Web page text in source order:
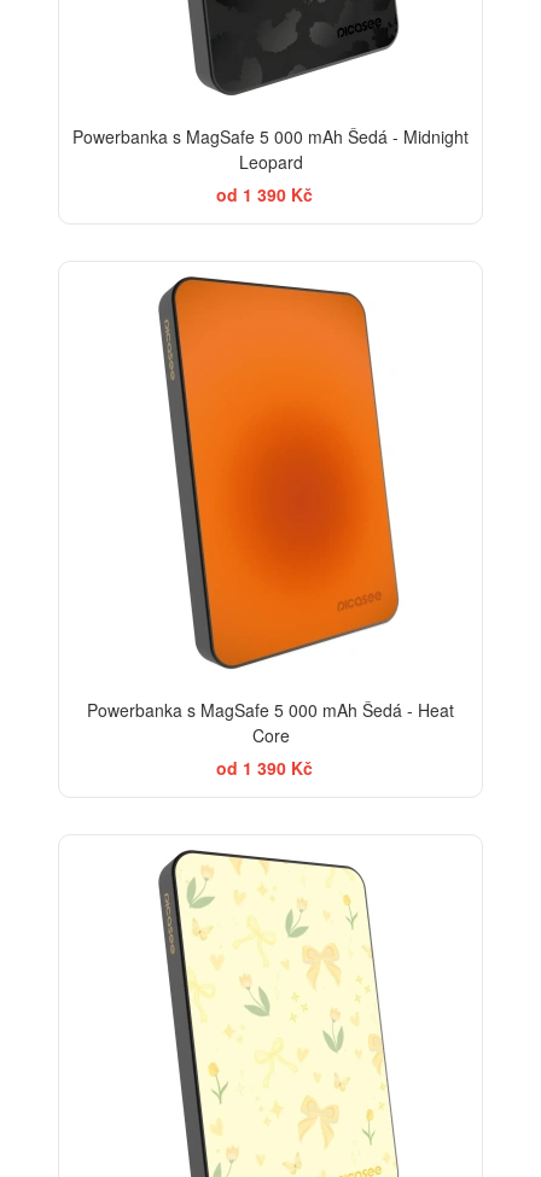
Powerbanka s MagSafe 5 000 mAh Šedá - Midnight
Leopard
od 1 390 Kč
Powerbanka s MagSafe 5 000 mAh Šedá - Heat
Core
od 1 390 Kč